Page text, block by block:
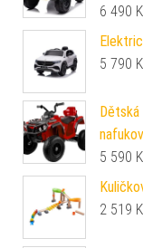
6 490
5 790
5 590
2 519